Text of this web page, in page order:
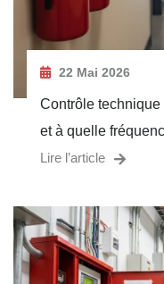
22 Mai 2026
Contrôle
et à quelle
Lire l’article